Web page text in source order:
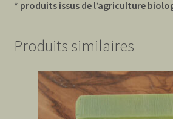
* produits issus de l’agriculture
Produits similaires